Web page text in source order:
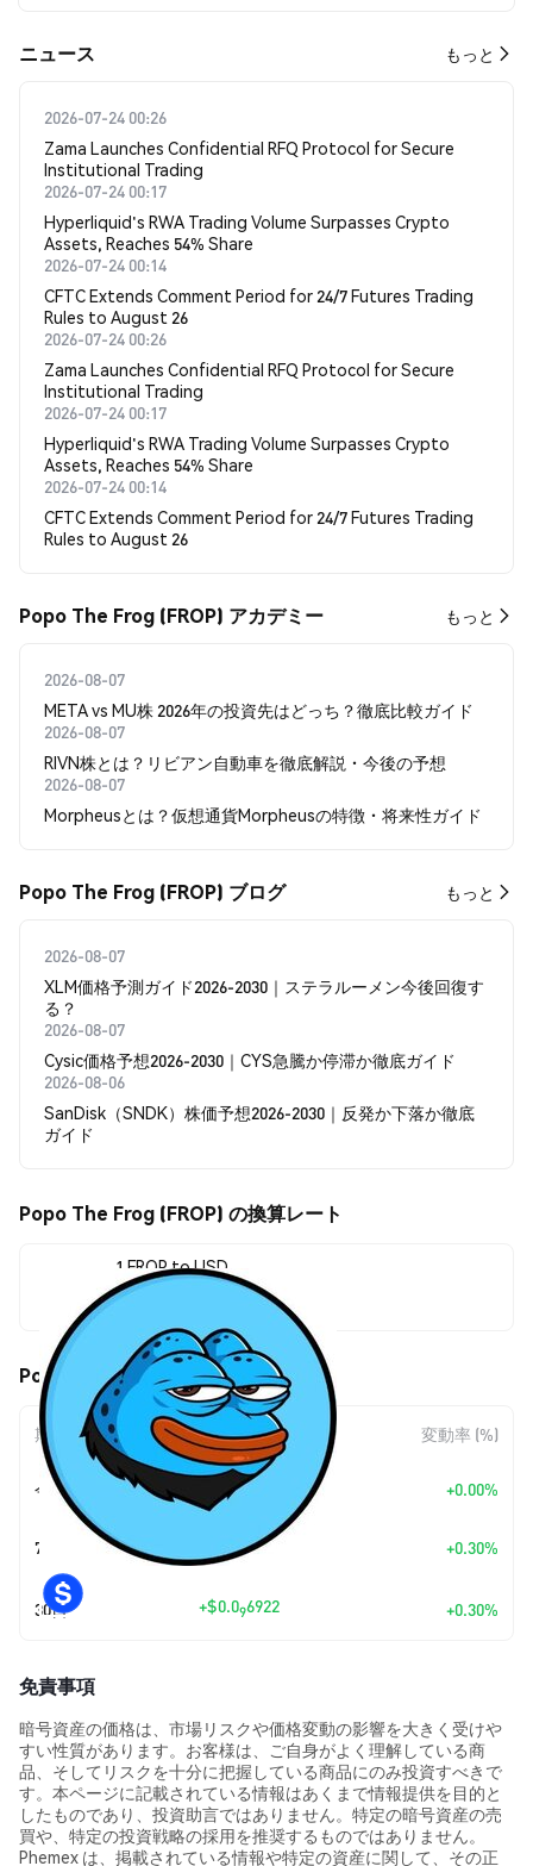
​​ニュース​​ もっと
2026-07-24 00:26
Zama Launches Confidential RFQ Protocol for Secure
Institutional Trading
2026-07-24 00:17
Hyperliquid's RWA Trading Volume Surpasses Crypto
Assets, Reaches 54% Share
2026-07-24 00:14
CFTC Extends Comment Period for 24/7 Futures Trading
Rules to August 26
2026-07-24 00:26
Zama Launches Confidential RFQ Protocol for Secure
Institutional Trading
2026-07-24 00:17
Hyperliquid's RWA Trading Volume Surpasses Crypto
Assets, Reaches 54% Share
2026-07-24 00:14
CFTC Extends Comment Period for 24/7 Futures Trading
Rules to August 26
Popo The Frog (FROP) アカデミー もっと
2026-08-07
META vs MU株 2026年の投資先はどっち？徹底比較ガイド
2026-08-07
RIVN株とは？リビアン自動車を徹底解説・今後の予想
2026-08-07
Morpheusとは？仮想通貨Morpheusの特徴・将来性ガイド
Popo The Frog (FROP) ブログ もっと
2026-08-07
XLM価格予測ガイド2026-2030｜ステラルーメン今後回復す
る？
2026-08-07
Cysic価格予想2026-2030｜CYS急騰か停滞か徹底ガイド
2026-08-06
SanDisk（SNDK）株価予想2026-2030｜反発か下落か徹底
ガイド
Popo The Frog (FROP) の換算レート
1 FROP to USD
Popo The Frog (FROP) の価格変動
期間 金額変動 変動率 (%)
今日 $0.00 +0.00%
7日 $0.096922 +0.30%
30日 +$0.096922 +0.30%
免責事項
暗号資産の価格は、市場リスクや価格変動の影響を大きく受けや
すい性質があります。お客様は、ご自身がよく理解している商
品、そしてリスクを十分に把握している商品にのみ投資すべきで
す。本ページに記載されている情報はあくまで情報提供を目的と
したものであり、投資助言ではありません。特定の暗号資産の売
買や、特定の投資戦略の採用を推奨するものではありません。
Phemex は、掲載されている情報や特定の資産に関して、その正